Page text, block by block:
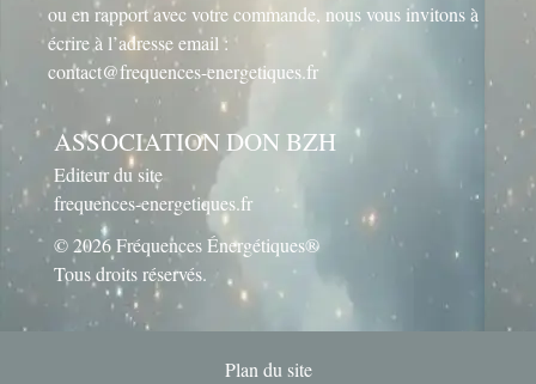
ou en rapport avec votre commande, nous vous invitons à
écrire à l’adresse email :
contact@frequences-energetiques.fr
ASSOCIATION DON BZH
Editeur du site
frequences-energetiques.fr
© 2026 Fréquences Énergétiques®
Tous droits réservés.
Plan du site